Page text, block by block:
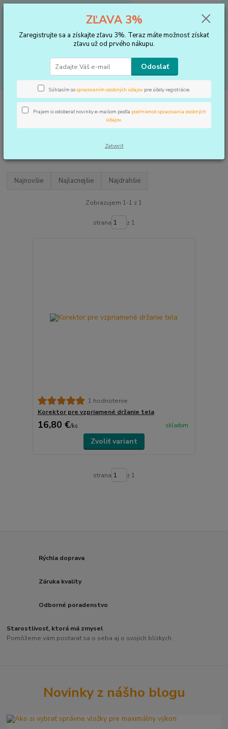
za0 €
Úvod BANDÁŽE Trup
Trup
Upresniť parametre
Najnovšie Najlacnejšie Najdrahšie
Zobrazujem 1-1 z 1
strana z 1
1 hodnotenie
Korektor pre vzpriamené držanie tela
16,80 €/ks skladom
Zvoliť variant
strana z 1
Rýchla doprava
Záruka kvality
Odborné poradenstvo
Starostlivosť, ktorá má zmysel
Pomôžeme vám postarať sa o seba aj o svojich blízkych.
Novinky z nášho blogu
ZĽAVA 3%
Zaregistrujte sa a získajte zľavu 3%. Teraz máte možnosť získať
zľavu už od prvého nákupu.
Odoslať
Súhlasím sospracovaním osobných údajov pre účely registrácie.
Prajem si odoberať novinky e-mailom podľa podmienok spracovania osobných
údajov.
Zatvoriť